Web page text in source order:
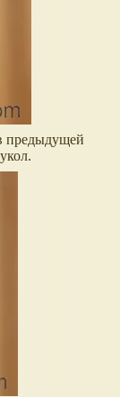
предыдущей